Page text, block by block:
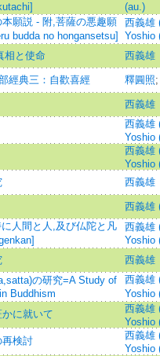
(au.)
願説 - 附,菩薩の悪趣願
budda no hongansetsu]
西義雄
Yoshio
相と使命
西義雄
經典三：自歡喜經 釋圓照
西義雄
西義雄
Yoshio
西義雄
Yoshio
西義雄
西義雄
人間と人,及び仏陀と凡
西義雄
Yoshio
西義雄
の研究=A Study of
Buddhism
西義雄
Yoshio
に就いて
西義雄
Yoshio
再検討
西義雄
Yoshio